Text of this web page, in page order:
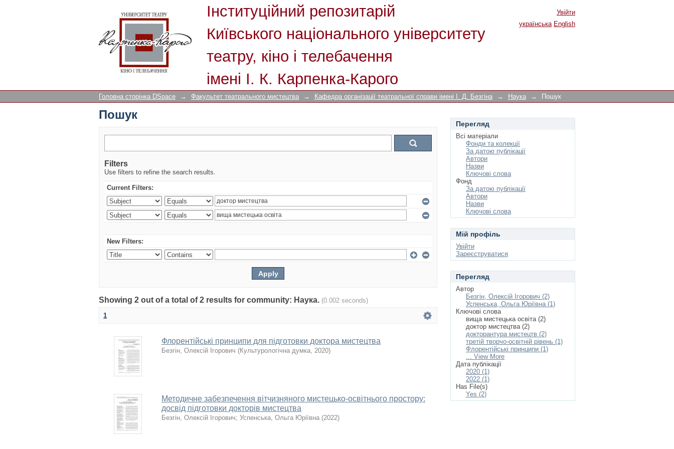
Інституційний репозитарій
Київського національного університету
театру, кіно і телебачення
імені І. К. Карпенка-Карого
Увійти
українська English
Головна сторінка DSpace → Факультет театрального мистецтва → Кафедра організації театральної справи імені І. Д. Безгіна → Наука → Пошук
Пошук
Filters
Use filters to refine the search results.
Current Filters:
New Filters:
Showing 2 out of a total of 2 results for community: Наука. (0.002 seconds)
1
Флорентійські принципи для підготовки доктора мистецтва
Безгін, Олексій Ігорович (Культурологічна думка, 2020)
Методичне забезпечення вітчизняного мистецько-освітнього простору:
досвід підготовки докторів мистецтва
Безгін, Олексій Ігорович; Успенська, Ольга Юріївна (2022)
Перегляд
Всі матеріали
Фонди та колекції
За датою публікації
Автори
Назви
Ключові слова
Фонд
За датою публікації
Автори
Назви
Ключові слова
Мій профіль
Увійти
Зареєструватися
Перегляд
Автор
Безгін, Олексій Ігорович (2)
Успенська, Ольга Юріївна (1)
Ключові слова
вища мистецька освіта (2)
доктор мистецтва (2)
докторантура мистецтв (2)
третій творчо-освітній рівень (1)
Флорентійські принципи (1)
... View More
Дата публікації
2020 (1)
2022 (1)
Has File(s)
Yes (2)